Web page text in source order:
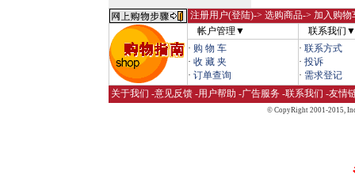
注册用户(登陆)-> 选购商品-> 加入购
帐户管理▼
联系我们▼
· 购 物 车
· 收 藏 夹
· 订单查询
· 联系方式
· 投诉
· 需求登记
关于我们 -意见反馈 -用户帮助 -广告服务 -联系我们 -友情
© CopyRight 2001-2015,